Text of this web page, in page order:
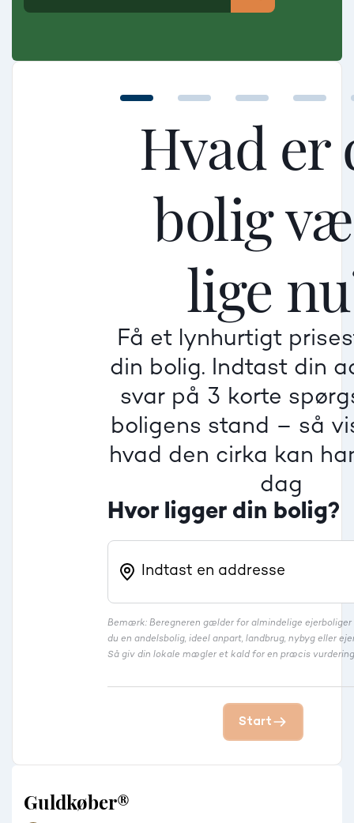
Hvad er
bolig
lige
Få et lynhurtigt
din bolig. Indtast din
svar på 3 korte
boligens stand – så
hvad den cirka kan
dag
Hvor ligger din bolig?
Bemærk: Beregneren gælder for almindelige ejerboliger
du en andelsbolig, ideel anpart, landbrug, nybyg eller
Så giv din lokale mægler et kald for en præcis
Dårlig
Mindre god
Mellem
Dårlig
Mindre god
Mellem
Dårlig
Mindre god
Mellem
Villa
Beregner pris
Start
Guldkøber®